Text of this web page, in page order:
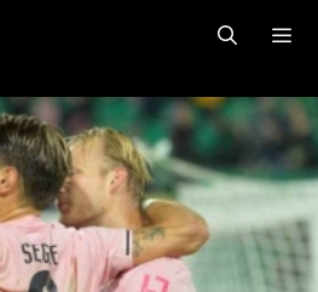
MENU